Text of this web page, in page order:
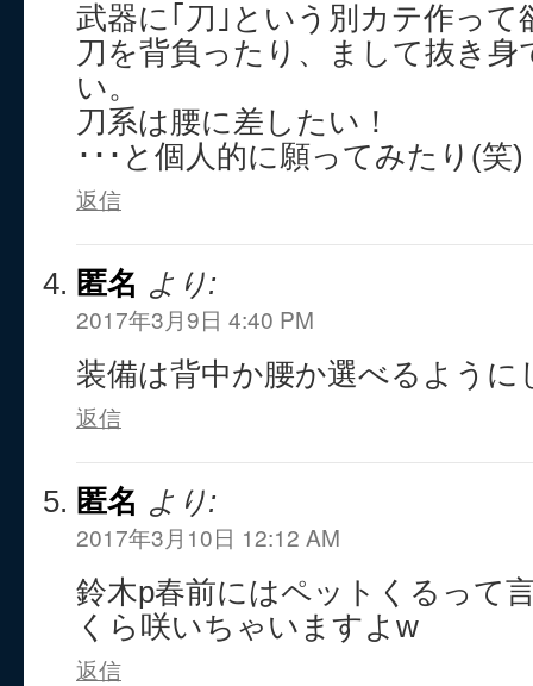
武器に｢刀｣という別カテ作って
刀を背負ったり、まして抜き
い。
刀系は腰に差したい！
･･･と個人的に願ってみたり(笑)
返信
匿名 より:
2017年3月9日 4:40 PM
装備は背中か腰か選べるように
返信
匿名 より:
2017年3月10日 12:12 AM
鈴木p春前にはペットくるって
くら咲いちゃいますよw
返信